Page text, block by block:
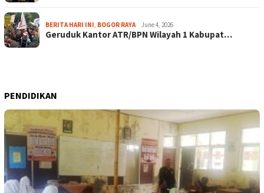
BERITA HARI INI, BOGOR RAYA June 4, 2026
Geruduk Kantor ATR/BPN Wilayah 1 Kabupat…
PENDIDIKAN